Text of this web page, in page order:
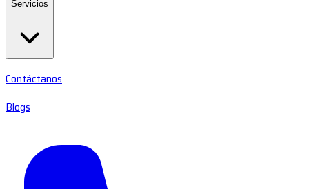
Servicios
Contáctanos
Blogs